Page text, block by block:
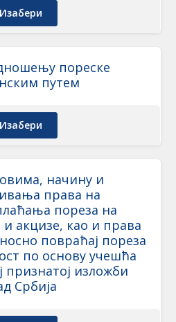
Изабери
пореске
путем
Изабери
начину и
права на
пореза на
акцизе, као и права
повраћај пореза
по основу учешћа
признатој изложби
Србија